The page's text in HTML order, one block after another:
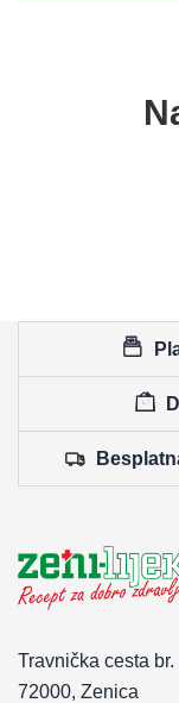
Travnička cesta br.
72000, Zenica